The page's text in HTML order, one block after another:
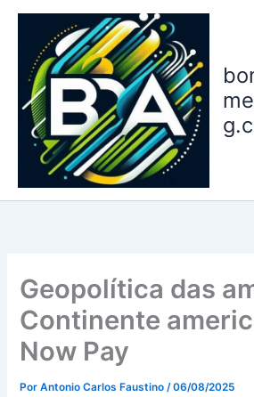
conteúdo
Geopolítica das
Continente
Now Pay
PorAntonio Carlos Faustino /06/08/2025